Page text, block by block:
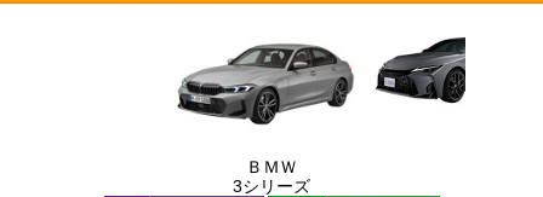
ＢＭＷ
3シリーズ